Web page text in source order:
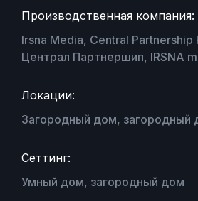
Производственная компания:
Irsna Media, Central Partnership
Централ Партнершип, IRSNA
Локации:
Загородный дом, загородный
Сеттинг:
Умный дом, загородный дом